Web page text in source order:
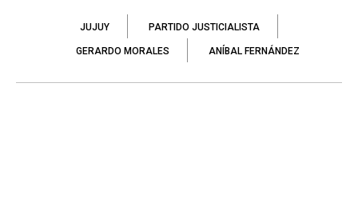
JUJUY PARTIDO JUSTICIALISTA
GERARDO MORALES ANÍBAL FERNÁNDEZ